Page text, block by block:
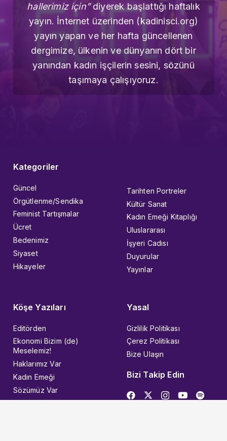
hallerimiz için”diyerek başlattığı haftalık
yayın. İnternet üzerinden (kadinisci.org)
yayın yapan ve her hafta güncellenen
dergimize, ülkenin ve dünyanın dört bir
yanından kadın işçilerin sesini, sözünü
taşımaya çalışıyoruz.
Kategoriler
Güncel
Örgütlenme/Sendika
Feminist Tartışmalar
Ücret
Bedenimiz
Siyaset
Hikayeler
Tarihten Portreler
Kültür Sanat
Kadın Emeği Kitaplığı
Uluslararası
İşyeri Cadısı
Duyurular
Yayınlar
Köşe Yazıları
Editörden
Ekonomi Bizim (de)
Meselemiz!
Haklarımız Var
Kadın Emeği
Sözümüz Var
Yasal
Gizlilik Politikası
Çerez Politikası
Bize Ulaşın
Bizi Takip Edin